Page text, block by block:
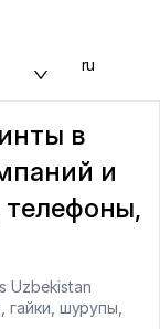
ru
в
и
телефоны,
Uzbekistan
шурупы,